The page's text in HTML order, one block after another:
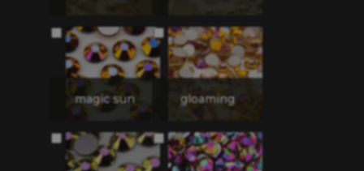
magic sun gloaming